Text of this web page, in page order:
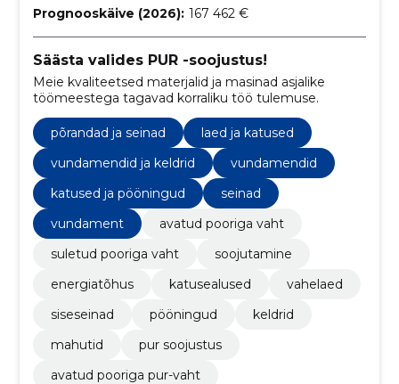
Prognooskäive (2026): 167 462 €
Säästa valides PUR -soojustus!
Meie kvaliteetsed materjalid ja masinad asjalike
töömeestega tagavad korraliku töö tulemuse.
põrandad ja seinad
laed ja katused
vundamendid ja keldrid
vundamendid
katused ja pööningud
seinad
vundament
avatud pooriga vaht
suletud pooriga vaht
soojutamine
energiatõhus
katusealused
vahelaed
siseseinad
pööningud
keldrid
mahutid
pur soojustus
avatud pooriga pur-vaht